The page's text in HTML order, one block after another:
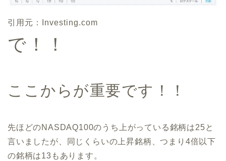
引用元：Investing.com
で！！
ここからが重要です！！
先ほどのNASDAQ100のうち上がっている銘柄は25と
言いましたが、同じくらいの上昇銘柄、つまり4倍以下
の銘柄は13もあります。